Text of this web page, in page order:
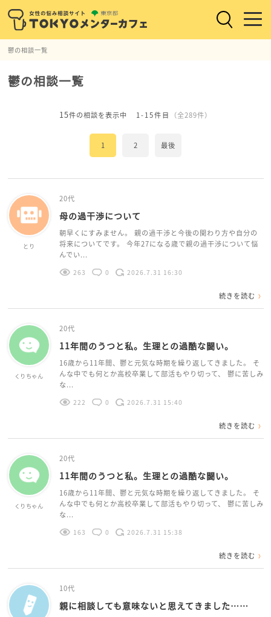
鬱の相談一覧
鬱の相談一覧
15件の相談を表示中 1-15件目 （全289件）
1 2 最後
とり
20代
母の過干渉について
朝早くにすみません。 親の過干渉と今後の関わり方や自分の
将来についてです。 今年27になる歳で親の過干渉について悩
んでい...
263 0 2026.7.31 16:30
続きを読む
くりちゃん
20代
11年間のうつと私。生理との過酷な闘い。
16歳から11年間、鬱と元気な時期を繰り返してきました。 そ
んな中でも何とか高校卒業して部活もやり切って、 鬱に苦しみ
な...
222 0 2026.7.31 15:40
続きを読む
くりちゃん
20代
11年間のうつと私。生理との過酷な闘い。
16歳から11年間、鬱と元気な時期を繰り返してきました。 そ
んな中でも何とか高校卒業して部活もやり切って、 鬱に苦しみ
な...
163 0 2026.7.31 15:38
続きを読む
10代
親に相談しても意味ないと思えてきました……